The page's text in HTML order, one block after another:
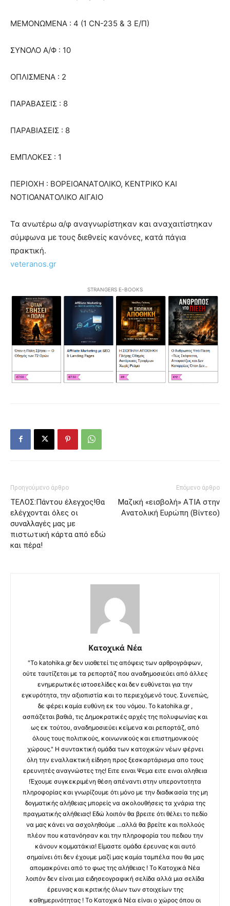
ΜΕΜΟΝΩΜΕΝΑ : 4 (1 CN-235 & 3 Ε/Π)
ΣΥΝΟΛΟ Α/Φ : 10
ΟΠΛΙΣΜΕΝΑ : 2
ΠΑΡΑΒΑΣΕΙΣ : 8
ΠΑΡΑΒΙΑΣΕΙΣ : 8
ΕΜΠΛΟΚΕΣ : 1
ΠΕΡΙΟΧΗ : ΒΟΡΕΙΟΑΝΑΤΟΛΙΚΟ, ΚΕΝΤΡΙΚΟ ΚΑΙ
ΝΟΤΙΟΑΝΑΤΟΛΙΚΟ ΑΙΓΑΙΟ
Τα ανωτέρω α/φ αναγνωρίστηκαν και αναχαιτίστηκαν
σύμφωνα με τους διεθνείς κανόνες, κατά πάγια
πρακτική.
veteranos.gr
STRANGERS E-BOOKS
Προηγούμενο άρθρο
ΤΕΛΟΣ:Πάντου έλεγχος!Θα
ελέγχονται όλες οι
συναλλαγές μας με
πιστωτική κάρτα από εδώ
και πέρα!
Επόμενο άρθρο
Μαζική «εισβολή» ΑΤΙΑ στην
Ανατολική Ευρώπη (Βίντεο)
Κατοχικά Νέα
"Το katohika.gr δεν υιοθετεί τις απόψεις των αρθρογράφων,
ούτε ταυτίζεται με τα ρεπορτάζ που αναδημοσιεύει από άλλες
ενημερωτικές ιστοσελίδες και δεν ευθύνεται για την
εγκυρότητα, την αξιοπιστία και το περιεχόμενό τους. Συνεπώς,
δε φέρει καμία ευθύνη εκ του νόμου. Το katohika.gr ,
ασπάζεται βαθιά, τις Δημοκρατικές αρχές της πολυφωνίας και
ως εκ τούτου, αναδημοσιεύει κείμενα και ρεπορτάζ, από
όλους τους πολιτικούς, κοινωνικούς και επιστημονικούς
χώρους." Η συντακτική ομάδα των κατοχικών νέων φέρνει
όλη την εναλλακτική είδηση προς ξεσκαρτάρισμα απο τους
ερευνητές αναγνώστες της! Ειτε ειναι Ψεμα ειτε ειναι αληθεια
!Έχουμε συγκεκριμένη θέση απέναντι στην υπεροντοτητα
πληροφορίας και γνωρίζουμε ότι μόνο με την διαδικασία της μη
δογματικής αλήθειας μπορείς να ακολουθήσεις τα χνάρια της
πραγματικής αλήθειας! Εδώ λοιπόν θα βρειτε ότι θέλει το πεδίο
να μας κάνει να ασχοληθούμε ...αλλά θα βρείτε και πολλούς
πλέον που κατανόησαν και την πληροφορία του πεδιου την
κάνουν κομματάκια! Είμαστε ομάδα έρευνας και αυτό
σημαίνει ότι δεν έχουμε μαζί μας καμία ταμπέλα που θα μας
απομακρύνει από το φως της αλήθειας ! Το Κατοχικά Νέα
λοιπόν δεν είναι μια ειδησεογραφική σελίδα αλλά μια σελίδα
έρευνας και κριτικής όλων των στοιχείων της
καθημερινότητας ! Το Κατοχικά Νέα είναι ο χώρος όπου οι